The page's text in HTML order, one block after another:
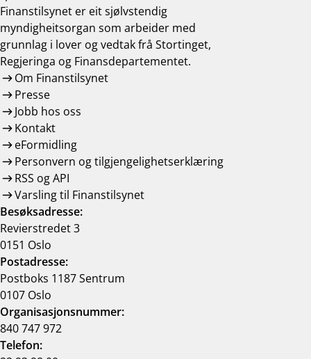
Finanstilsynet er eit sjølvstendig
myndigheitsorgan som arbeider med
grunnlag i lover og vedtak frå Stortinget,
Regjeringa og Finansdepartementet.
Om Finanstilsynet
Presse
Jobb hos oss
Kontakt
eFormidling
Personvern og tilgjengelighetserklæring
RSS og API
Varsling til Finanstilsynet
Besøksadresse:
Revierstredet 3
0151 Oslo
Postadresse:
Postboks 1187 Sentrum
0107 Oslo
Organisasjonsnummer:
840 747 972
Telefon: